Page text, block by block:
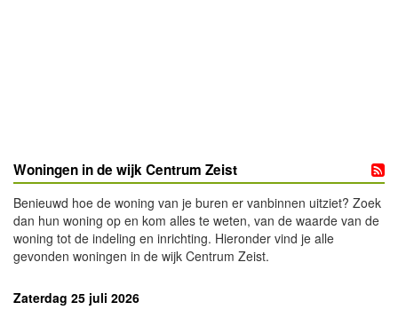
Woningen in de wijk Centrum Zeist
Benieuwd hoe de woning van je buren er vanbinnen uitziet? Zoek
dan hun woning op en kom alles te weten, van de waarde van de
woning tot de indeling en inrichting. Hieronder vind je alle
gevonden woningen in de wijk Centrum Zeist.
Zaterdag 25 juli 2026